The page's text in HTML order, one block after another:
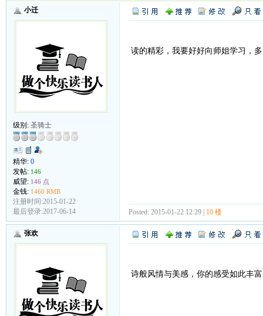
小迁
级别: 圣骑士
精华: 0
发帖: 146
威望: 146 点
金钱: 1460 RMB
注册时间:2015-01-22
最后登录:2017-06-14
读的精彩，我要好好向师姐学习，
Posted: 2015-01-22 12:29 | 10 楼
张欢
诗般风情与美感，你的感受如此丰富